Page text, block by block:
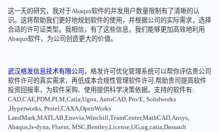
这一天的研究，我对于Abaqus软件的并发用户数量限制有了清晰的认
识。这将帮助我们更好地规划软件的使用，并根据公司的实际需求，选择
合适的许可证类型。我相信，有了这些信息，我们能够更加高效地利用
Abaqus软件，为公司创造更大的价值。
武汉格发信息技术有限公司 ，格发许可优化管理系统可以帮你评估贵公司
软件许可的真实需求，再低成本合规性管理软件许可,帮助贵司提高软件
投资回报率，为软件采购、使用提供科学决策依据。支持的软件有:
CAD,CAE,PDM,PLM,Catia,Ugnx, AutoCAD, Pro/E, Solidworks
,Hyperworks, Protel,CAXA,OpenWorks
LandMark,MATLAB,Enovia,Winchill,TeamCenter,MathCAD,Ansys,
Abaqus,ls-dyna, Fluent, MSC,Bentley,License,UG,ug,catia,Dassault